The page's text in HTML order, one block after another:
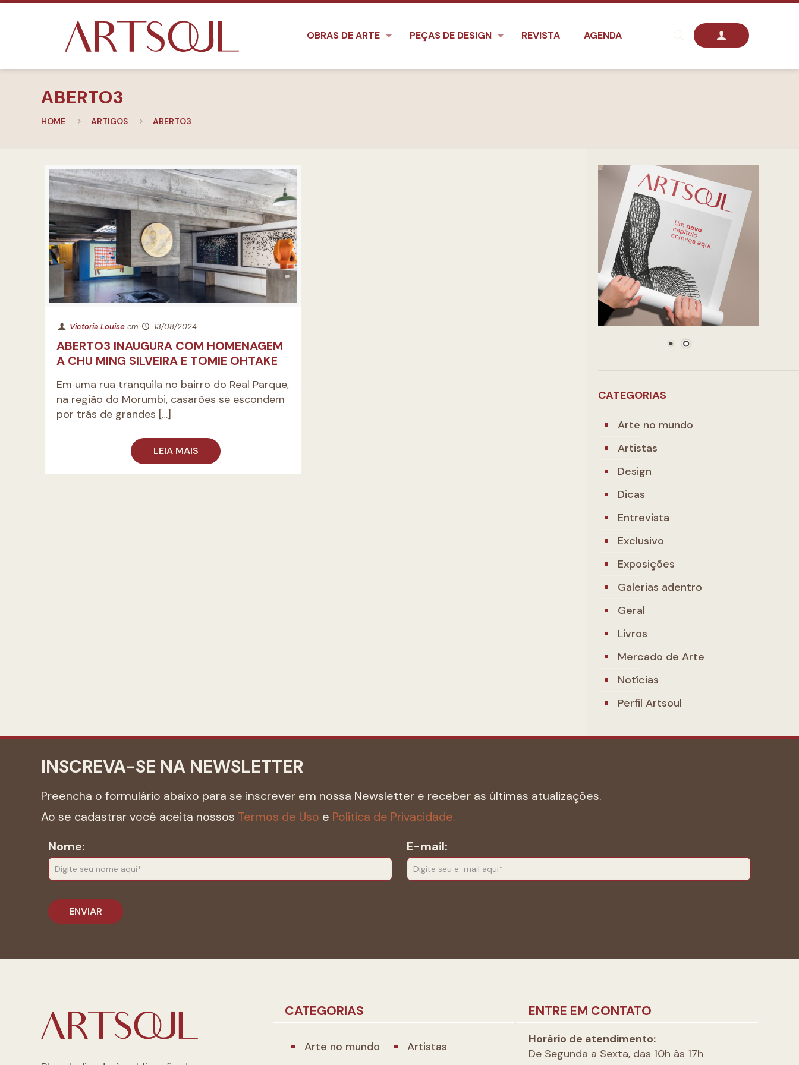
OBRAS DE ARTE PEÇAS DE DESIGN REVISTA AGENDA
ABERTO3
HOME ARTIGOS ABERTO3
Victoria Louise em 13/08/2024
ABERTO3 INAUGURA COM HOMENAGEM
A CHU MING SILVEIRA E TOMIE OHTAKE
Em uma rua tranquila no bairro do Real Parque,
na região do Morumbi, casarões se escondem
por trás de grandes […]
LEIA MAIS
CATEGORIAS
Arte no mundo
Artistas
Design
Dicas
Entrevista
Exclusivo
Exposições
Galerias adentro
Geral
Livros
Mercado de Arte
Notícias
Perfil Artsoul
INSCREVA-SE NA NEWSLETTER
Preencha o formulário abaixo para se inscrever em nossa Newsletter e receber as últimas atualizações.
Ao se cadastrar você aceita nossos Termos de Uso e Politica de Privacidade.
Nome:
E-mail:
CATEGORIAS
Arte no mundo
Artistas
ENTRE EM CONTATO
Horário de atendimento:
De Segunda a Sexta, das 10h às 17h